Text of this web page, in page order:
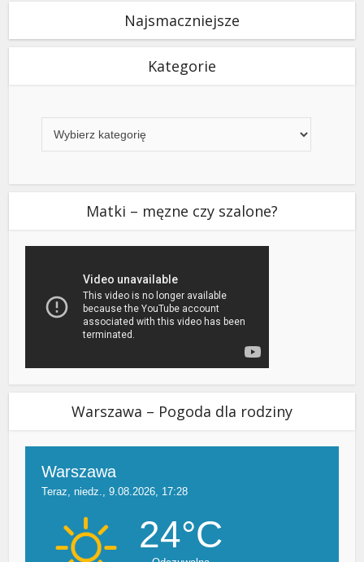
Najsmaczniejsze
Kategorie
Matki – męzne czy szalone?
Warszawa – Pogoda dla rodziny